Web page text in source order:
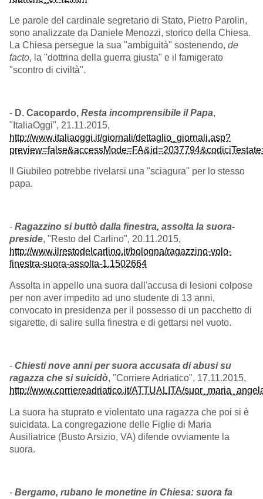
Le parole del cardinale segretario di Stato, Pietro Parolin,
sono analizzate da Daniele Menozzi, storico della Chiesa.
La Chiesa persegue la sua "ambiguità" sostenendo, de
facto, la "dottrina della guerra giusta" e il famigerato
"scontro di civiltà".
- D. Cacopardo, Resta incomprensibile il Papa,
"ItaliaOggi", 21.11.2015,
http://www.italiaoggi.it/giornali/dettaglio_giornali.asp?
Il Giubileo potrebbe rivelarsi una "sciagura" per lo stesso
papa.
- Ragazzino si buttò dalla finestra, assolta la suora-
preside, "Resto del Carlino", 20.11.2015,
http://www.ilrestodelcarlino.it/bologna/ragazzino-volo-
finestra-suora-assolta-1.1502664
Assolta in appello una suora dall'accusa di lesioni colpose
per non aver impedito ad uno studente di 13 anni,
convocato in presidenza per il possesso di un pacchetto di
sigarette, di salire sulla finestra e di gettarsi nel vuoto.
- Chiesti nove anni per suora accusata di abusi su
ragazza che si suicidò, "Corriere Adriatico", 17.11.2015,
http://www.corriereadriatico.it/ATTUALITA/
La suora ha stuprato e violentato una ragazza che poi si è
suicidata. La congregazione delle Figlie di Maria
Ausiliatrice (Busto Arsizio, VA) difende ovviamente la
suora.
- Bergamo, rubano le monetine in Chiesa: suora fa